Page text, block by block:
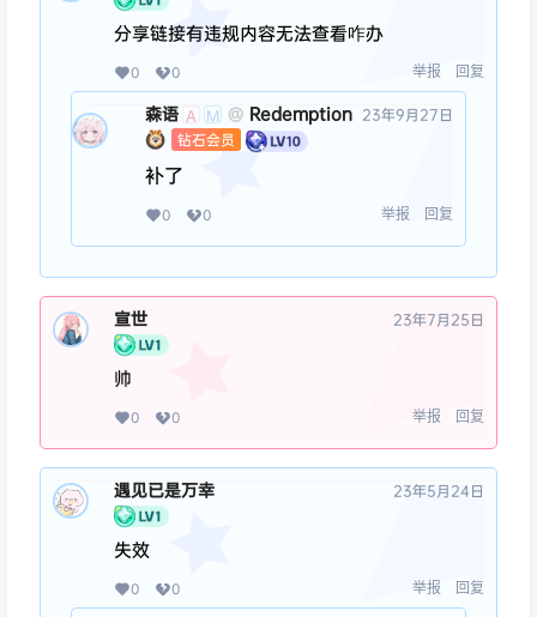
分享链接有违规内容无法查看咋办
0 0 举报 回复
森语 A M @ Redemption
钻石会员
23年9月27日
补了
0 0 举报 回复
宣世 23年7月25日
帅
0 0 举报 回复
遇见已是万幸 23年5月24日
失效
0 0 举报 回复